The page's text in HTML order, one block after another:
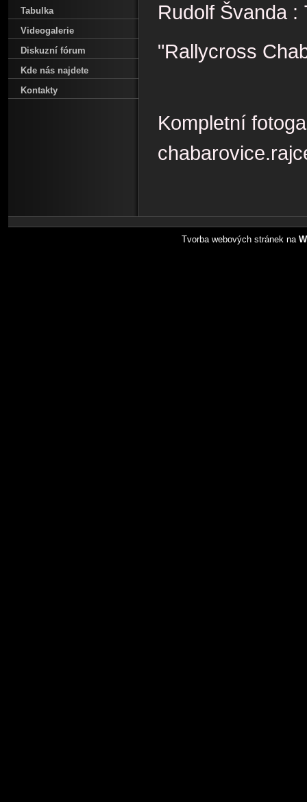
Rudolf Švanda :
"Rallycross
Kompletní
Tabulka
Videogalerie
Diskuzní fórum
Kde nás najdete
Kontakty
Tvorba webových stránek na